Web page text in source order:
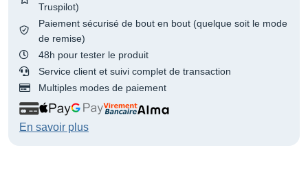
Truspilot)
Paiement sécurisé de bout en bout (quelque soit le mode
de remise)
48h pour tester le produit
Service client et suivi complet de transaction
Multiples modes de paiement
En savoir plus